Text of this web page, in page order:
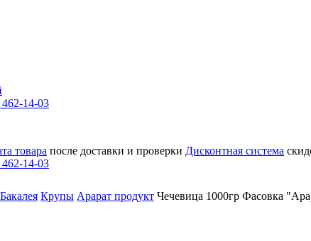
14-03
товара после доставки и проверки Дисконтная система
14-03
Бакалея Крупы Арарат продукт Чечевица 1000гр Фасовка